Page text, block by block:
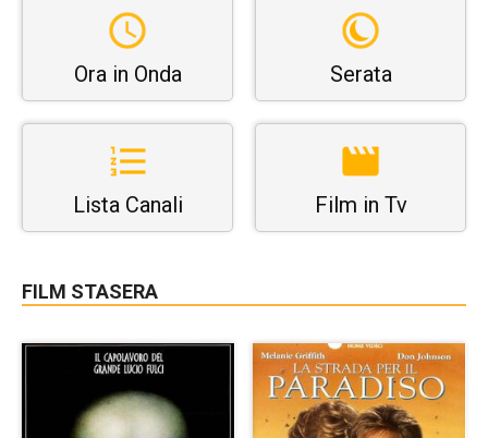
Ora in Onda Serata
Lista Canali Film in Tv
FILM STASERA